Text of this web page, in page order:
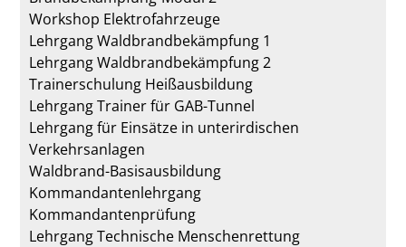
Workshop Elektrofahrzeuge
Lehrgang Waldbrandbekämpfung 1
Lehrgang Waldbrandbekämpfung 2
Trainerschulung Heißausbildung
Lehrgang Trainer für GAB-Tunnel
Lehrgang für Einsätze in unterirdischen
Verkehrsanlagen
Waldbrand-Basisausbildung
Kommandantenlehrgang
Kommandantenprüfung
Lehrgang Technische Menschenrettung